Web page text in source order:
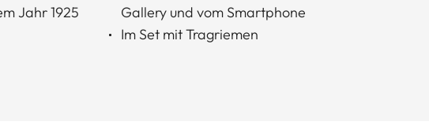
Jahr 1925
Gallery und vom Smartphone
Im Set mit Tragriemen